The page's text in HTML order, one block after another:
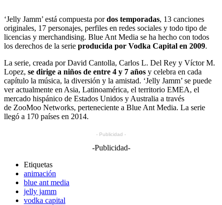
‘Jelly Jamm’ está compuesta pordos temporadas, 13 canciones
originales, 17 personajes, perfiles en redes sociales y todo tipo de
licencias y merchandising. Blue Ant Media se ha hecho con todos
los derechos de la serie producida por Vodka Capital en 2009.
La serie, creada por David Cantolla, Carlos L. Del Rey y Víctor M.
Lopez, se dirige a niños de entre 4 y 7 años y celebra en cada
capítulo la música, la diversión y la amistad. ‘Jelly Jamm’ se puede
ver actualmente en Asia, Latinoamérica, el territorio EMEA, el
mercado hispánico de Estados Unidos y Australia a través
de ZooMoo Networks, perteneciente a Blue Ant Media. La serie
llegó a 170 países en 2014.
- Publicidad -
-Publicidad-
Etiquetas
animación
blue ant media
jelly jamm
vodka capital